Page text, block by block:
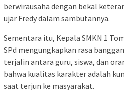
berwirausaha dengan bekal
ujar Fredy dalam sambutannya.
Sementara itu, Kepala SMKN 1
SPd mengungkapkan rasa
terjalin antara guru, siswa, dan
bahwa kualitas karakter adalah
saat terjun ke masyarakat.